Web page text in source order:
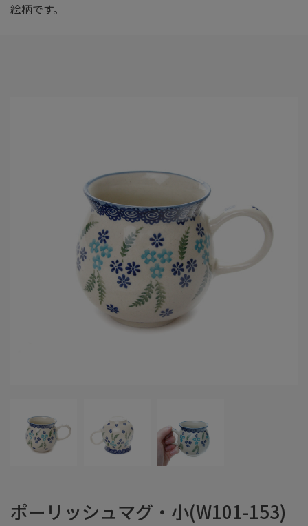
絵柄です。
ポーリッシュマグ・小(W101-153)